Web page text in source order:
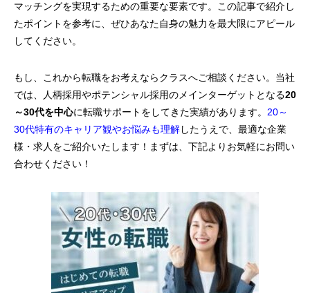
マッチングを実現するための重要な要素です。この記事で紹介し
たポイントを参考に、ぜひあなた自身の魅力を最大限にアピール
してください。
もし、これから転職をお考えならクラスへご相談ください。当社
では、人柄採用やポテンシャル採用のメインターゲットとなる20
～30代を中心に転職サポートをしてきた実績があります。 20～
30代特有のキャリア観やお悩みも理解したうえで、最適な企業
様・求人をご紹介いたします！まずは、下記よりお気軽にお問い
合わせください！